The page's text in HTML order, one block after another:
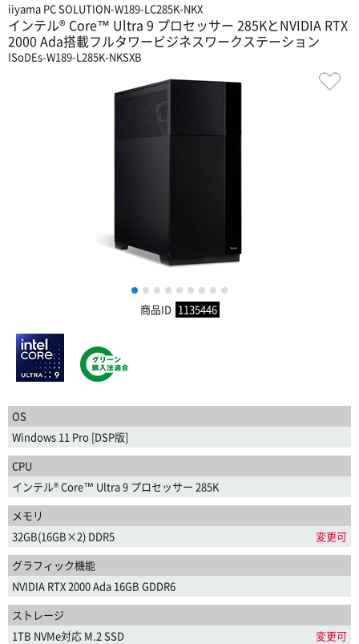
iiyama PC SOLUTION-W189-LC285K-NKX
インテル® Core™ Ultra 9 プロセッサー 285KとNVIDIA RTX
2000 Ada搭載フルタワービジネスワークステーション
ISoDEs-W189-L285K-NKSXB
1 2 3 4 5 6 7 8
商品ID 1135446
OS
Windows 11 Pro [DSP版]
CPU
インテル® Core™ Ultra 9 プロセッサー 285K
メモリ
32GB(16GB×2) DDR5
変更可
グラフィック機能
NVIDIA RTX 2000 Ada 16GB GDDR6
ストレージ
1TB NVMe対応 M.2 SSD
変更可